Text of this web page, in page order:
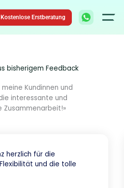
Kostenlose Erstberatung
bisherigem Feedback
Kundinnen und
interessante und
Zusammenarbeit!»
herzlich für die
und die tolle